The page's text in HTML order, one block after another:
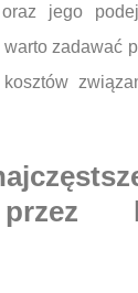
oraz jego
zadawać